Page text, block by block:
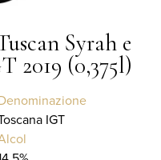
Syrah e
2019 (0,375l)
IGT